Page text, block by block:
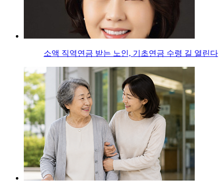
소액 직역연금 받는 노인, 기초연금 수령 길 열린다